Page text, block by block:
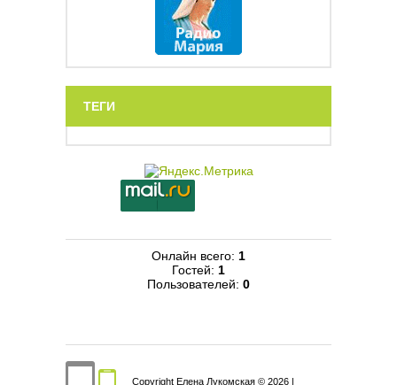
ТЕГИ
Онлайн всего: 1
Гостей: 1
Пользователей: 0
Copyright Елена Лукомская © 2026 |